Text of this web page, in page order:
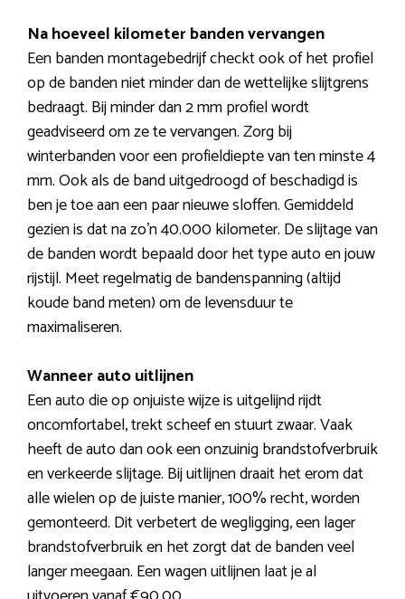
Na hoeveel kilometer banden vervangen
Een banden montagebedrijf checkt ook of het profiel
op de banden niet minder dan de wettelijke slijtgrens
bedraagt. Bij minder dan 2 mm profiel wordt
geadviseerd om ze te vervangen. Zorg bij
winterbanden voor een profieldiepte van ten minste 4
mm. Ook als de band uitgedroogd of beschadigd is
ben je toe aan een paar nieuwe sloffen. Gemiddeld
gezien is dat na zo’n 40.000 kilometer. De slijtage van
de banden wordt bepaald door het type auto en jouw
rijstijl. Meet regelmatig de bandenspanning (altijd
koude band meten) om de levensduur te
maximaliseren.
Wanneer auto uitlijnen
Een auto die op onjuiste wijze is uitgelijnd rijdt
oncomfortabel, trekt scheef en stuurt zwaar. Vaak
heeft de auto dan ook een onzuinig brandstofverbruik
en verkeerde slijtage. Bij uitlijnen draait het erom dat
alle wielen op de juiste manier, 100% recht, worden
gemonteerd. Dit verbetert de wegligging, een lager
brandstofverbruik en het zorgt dat de banden veel
langer meegaan. Een wagen uitlijnen laat je al